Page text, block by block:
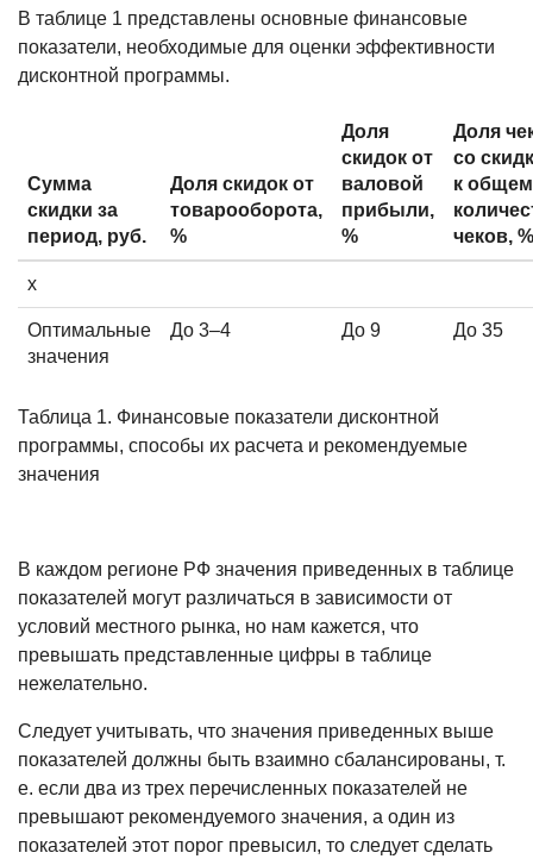
В таблице 1 представлены основные финансовые
показатели, необходимые для оценки эффективности
дисконтной программы.
Сумма
скидки за
период, руб.
Доля скидок от
товарооборота,
%
Доля
скидок от
валовой
прибыли,
%
Доля
со
к
чеков, %
x
Оптимальные
значения
До 3–4 До 9 До 35
Таблица 1. Финансовые показатели дисконтной
программы, способы их расчета и рекомендуемые
значения
В каждом регионе РФ значения приведенных в таблице
показателей могут различаться в зависимости от
условий местного рынка, но нам кажет­ся, что
превышать представленные цифры в таблице
нежелательно.
Следует учитывать, что значения приведенных выше
показателей долж­ны быть взаимно сбалансированы, т.
е. если два из трех перечисленных по­казателей не
превышают рекомендуе­мого значения, а один из
показателей этот порог превысил, то следует сде­лать